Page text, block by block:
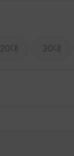
20대 30대